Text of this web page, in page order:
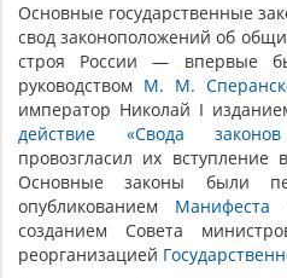
Основные государственные
свод законоположений об
строя России — впервые
руководством М. М.
император Николай I
действие «Свода
провозгласил их
Основные законы были
опубликованием
созданием Совета
реорганизацией